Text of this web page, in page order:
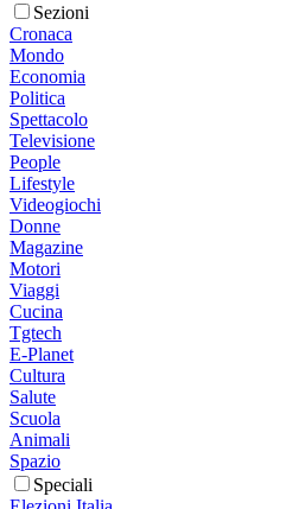
Sezioni
Cronaca
Mondo
Economia
Politica
Spettacolo
Televisione
People
Lifestyle
Videogiochi
Donne
Magazine
Motori
Viaggi
Cucina
Tgtech
E-Planet
Cultura
Salute
Scuola
Animali
Spazio
Speciali